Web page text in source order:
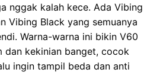
nggak kalah kece. Ada Vibing
Vibing Black yang semuanya
Warna-warna ini bikin V60
dan kekinian banget, cocok
ingin tampil beda dan anti